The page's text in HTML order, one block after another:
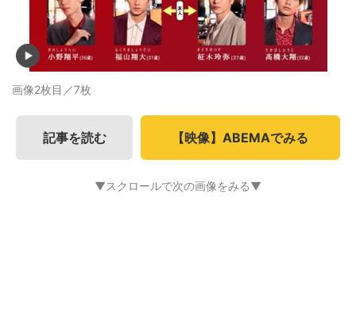
画像2枚目／7枚
記事を読む 【映像】ABEMAでみる
▼スクロールで次の画像をみる▼